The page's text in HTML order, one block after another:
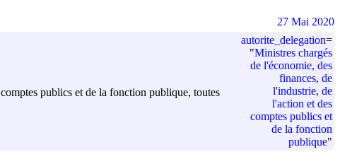
publics et de la fonction publique, toutes
autorite_delegation=
"Ministres chargés
de l'économie, des
finances, de
l'industrie, de
l'action et des
comptes publics et
de la fonction
publique"
27 Mai 2020